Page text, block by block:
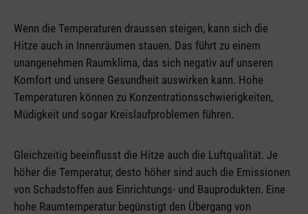
Wenn die Temperaturen draussen steigen, kann sich die
Hitze auch in Innenräumen stauen. Das führt zu einem
unangenehmen Raumklima, das sich negativ auf unseren
Komfort und unsere Gesundheit auswirken kann. Hohe
Temperaturen können zu Konzentrationsschwierigkeiten,
Müdigkeit und sogar Kreislaufproblemen führen.
Gleichzeitig beeinflusst die Hitze auch die Luftqualität. Je
höher die Temperatur, desto höher sind auch die Emissionen
von Schadstoffen aus Einrichtungs- und Bauprodukten. Eine
hohe Raumtemperatur begünstigt den Übergang von